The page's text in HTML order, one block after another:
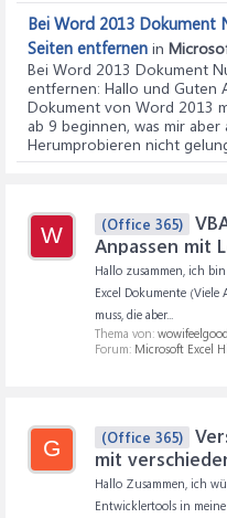
Bei Word 2013 Dokument
Seiten entfernen in
Bei Word 2013 Dokument
entfernen: Hallo und Guten
Dokument von Word 2013
ab 9 beginnen, was mir
Herumprobieren nicht
W (Office 365)
Anpassen mit
Hallo zusammen, ich
Excel Dokumente (Viele
muss, die aber...
Thema von: wowifeelgood
Forum: Microsoft Excel
G (Office 365)
mit
Hallo Zusammen, ich
Entwicklertools in